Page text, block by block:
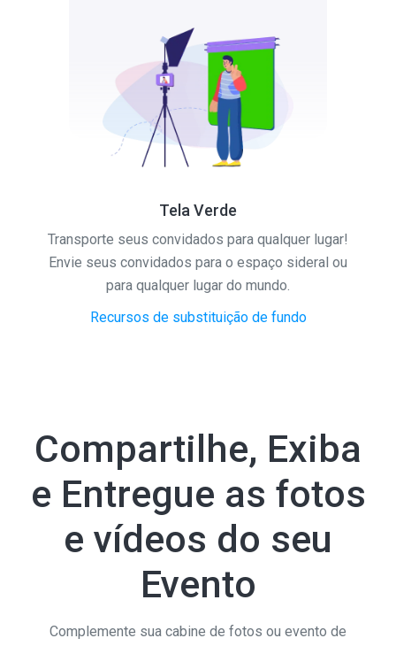
Tela Verde
Transporte seus convidados para qualquer lugar!
Envie seus convidados para o espaço sideral ou
para qualquer lugar do mundo.
Recursos de substituição de fundo
Compartilhe, Exiba
e Entregue as fotos
e vídeos do seu
Evento
Complemente sua cabine de fotos ou evento de